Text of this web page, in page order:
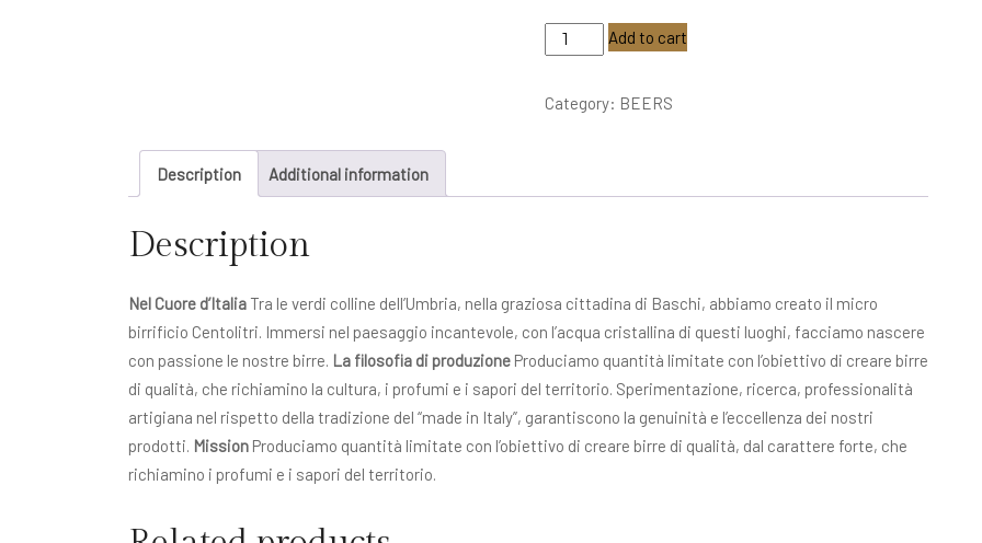
Centolitri
33cl
Add to cart
Category: BEERS
Description Additional information
Description
Nel Cuore d’Italia Tra le verdi colline dell’Umbria, nella graziosa cittadina di Baschi, abbiamo creato il micro
birrificio Centolitri. Immersi nel paesaggio incantevole, con l’acqua cristallina di questi luoghi, facciamo nascere
con passione le nostre birre. La filosofia di produzione Produciamo quantità limitate con l’obiettivo di creare birre
di qualità, che richiamino la cultura, i profumi e i sapori del territorio. Sperimentazione, ricerca, professionalità
artigiana nel rispetto della tradizione del “made in Italy”, garantiscono la genuinità e l’eccellenza dei nostri
prodotti. Mission Produciamo quantità limitate con l’obiettivo di creare birre di qualità, dal carattere forte, che
richiamino i profumi e i sapori del territorio.